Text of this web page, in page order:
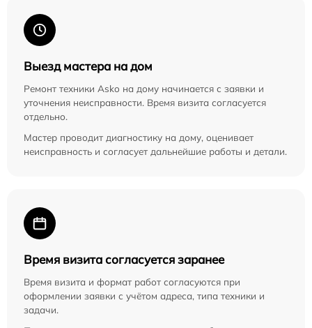
Выезд мастера на дом
Ремонт техники Asko на дому начинается с заявки и
уточнения неисправности. Время визита согласуется
отдельно.
Мастер проводит диагностику на дому, оценивает
неисправность и согласует дальнейшие работы и детали.
Время визита согласуется заранее
Время визита и формат работ согласуются при
оформлении заявки с учётом адреса, типа техники и
задачи.